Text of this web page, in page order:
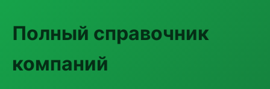
Полный справочник
компаний